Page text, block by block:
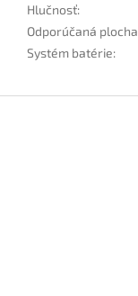
Hlučnosť:
Odporúčaná plocha
Systém batérie: